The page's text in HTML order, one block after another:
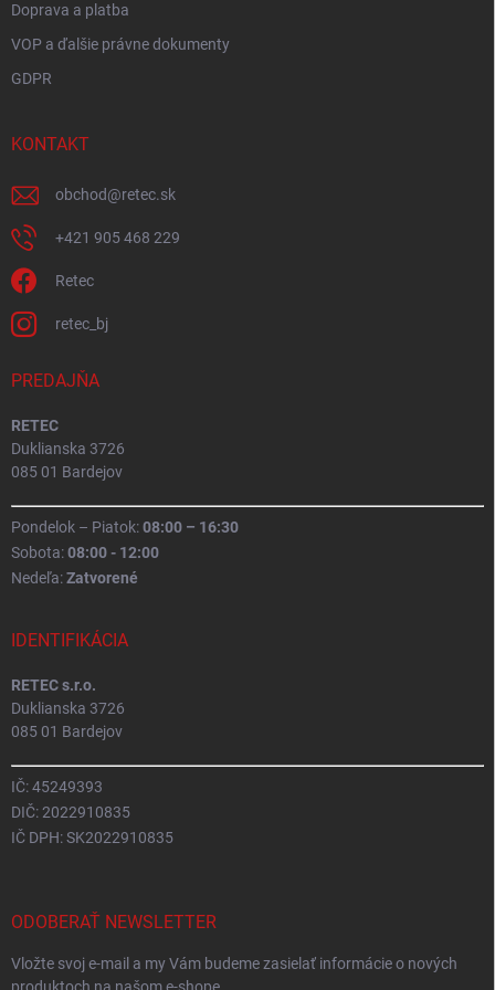
Doprava a platba
VOP a ďalšie právne dokumenty
GDPR
KONTAKT
obchod@retec.sk
+421 905 468 229
Retec
retec_bj
PREDAJŇA
RETEC
Duklianska 3726
085 01 Bardejov
Pondelok – Piatok:08:00 – 16:30
Sobota:08:00 - 12:00
Nedeľa:Zatvorené
IDENTIFIKÁCIA
RETEC s.r.o.
Duklianska 3726
085 01 Bardejov
IČ: 45249393
DIČ: 2022910835
IČ DPH: SK2022910835
ODOBERAŤ NEWSLETTER
Vložte svoj e-mail a my Vám budeme zasielať informácie o nových